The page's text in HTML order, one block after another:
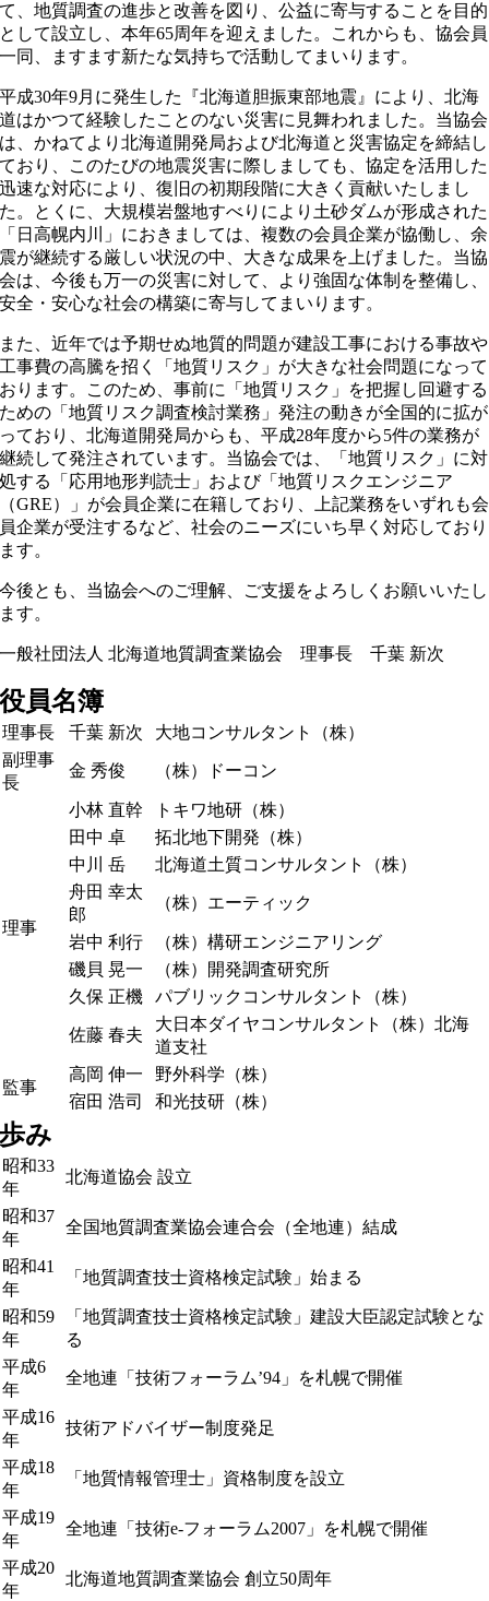
て、地質調査の進歩と改善を図り、公益に寄与することを目的
として設立し、本年65周年を迎えました。これからも、協会員
一同、ますます新たな気持ちで活動してまいります。
平成30年9月に発生した『北海道胆振東部地震』により、北海
道はかつて経験したことのない災害に見舞われました。当協会
は、かねてより北海道開発局および北海道と災害協定を締結し
ており、このたびの地震災害に際しましても、協定を活用した
迅速な対応により、復旧の初期段階に大きく貢献いたしまし
た。とくに、大規模岩盤地すべりにより土砂ダムが形成された
「日高幌内川」におきましては、複数の会員企業が協働し、余
震が継続する厳しい状況の中、大きな成果を上げました。当協
会は、今後も万一の災害に対して、より強固な体制を整備し、
安全・安心な社会の構築に寄与してまいります。
また、近年では予期せぬ地質的問題が建設工事における事故や
工事費の高騰を招く「地質リスク」が大きな社会問題になって
おります。このため、事前に「地質リスク」を把握し回避する
ための「地質リスク調査検討業務」発注の動きが全国的に拡が
っており、北海道開発局からも、平成28年度から5件の業務が
継続して発注されています。当協会では、「地質リスク」に対
処する「応用地形判読士」および「地質リスクエンジニア
（GRE）」が会員企業に在籍しており、上記業務をいずれも会
員企業が受注するなど、社会のニーズにいち早く対応しており
ます。
今後とも、当協会へのご理解、ご支援をよろしくお願いいたし
ます。
一般社団法人 北海道地質調査業協会 理事長 千葉 新次
役員名簿
理事長 千葉 新次
大地コンサルタント（株）
副理事
長
金 秀俊 （株）ドーコン
理事
小林 直幹
トキワ地研（株）
田中 卓
拓北地下開発（株）
中川 岳
北海道土質コンサルタント（株）
舟田 幸太
郎
（株）エーティック
岩中 利行
（株）構研エンジニアリング
磯貝 晃一
（株）開発調査研究所
久保 正機
パブリックコンサルタント（株）
佐藤 春夫
大日本ダイヤコンサルタント（株）北海
道支社
監事
高岡 伸一
野外科学（株）
宿田 浩司
和光技研（株）
歩み
昭和33
年
北海道協会 設立
昭和37
年
全国地質調査業協会連合会（全地連）結成
昭和41
年
「地質調査技士資格検定試験」始まる
昭和59
年
「地質調査技士資格検定試験」建設大臣認定試験とな
る
平成6
年
全地連「技術フォーラム’94」を札幌で開催
平成16
年
技術アドバイザー制度発足
平成18
年
「地質情報管理士」資格制度を設立
平成19
年
全地連「技術e-フォーラム2007」を札幌で開催
平成20
年
北海道地質調査業協会 創立50周年